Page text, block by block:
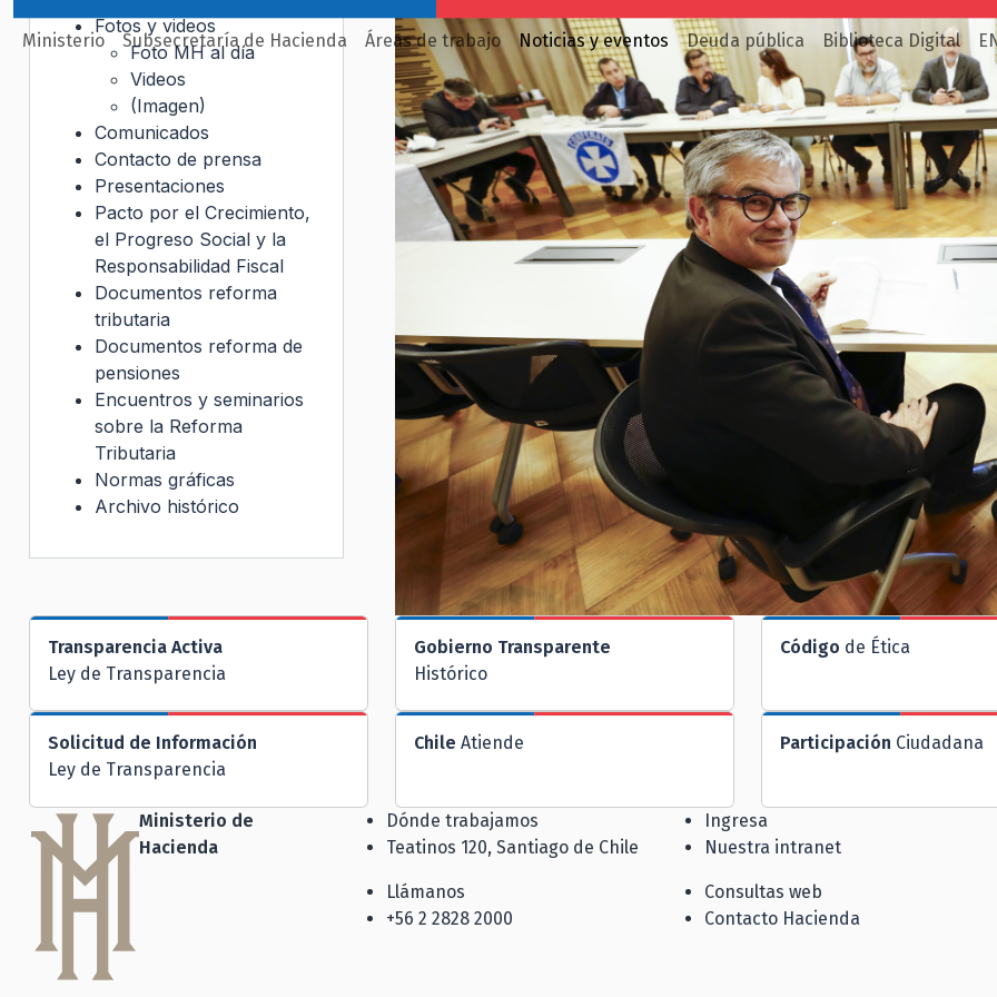
Ministerio Subsecretaría de Hacienda Áreas de trabajo Noticias y eventos Deuda pública Biblioteca Digital
Fotos y videos
Foto MH al día
Videos
(Imagen)
Comunicados
Contacto de prensa
Presentaciones
Pacto por el Crecimiento,
el Progreso Social y la
Responsabilidad Fiscal
Documentos reforma
tributaria
Documentos reforma de
pensiones
Encuentros y seminarios
sobre la Reforma
Tributaria
Normas gráficas
Archivo histórico
Transparencia Activa
Ley de Transparencia
Gobierno Transparente
Histórico
Código de Ética
Solicitud de Información
Ley de Transparencia
Chile Atiende Participación Ciudadana
Ministerio de
Hacienda
Dónde trabajamos
Teatinos 120, Santiago de Chile
Llámanos
+56 2 2828 2000
Ingresa
Nuestra intranet
Consultas web
Contacto Hacienda